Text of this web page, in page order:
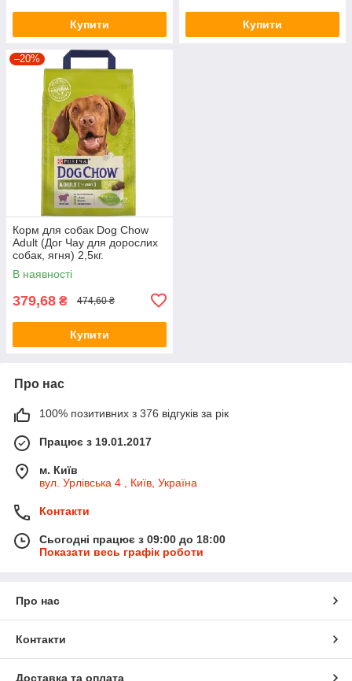
Купити Купити
–20%
Корм для собак Dog Chow
Adult (Дог Чау для дорослих
собак, ягня) 2,5кг.
В наявності
379,68 ₴ 474,60 ₴
Купити
Про нас
100% позитивних з 376 відгуків за рік
Працює з 19.01.2017
м. Київ
вул. Урлівська 4 , Київ, Україна
Контакти
Сьогодні працює з 09:00 до 18:00
Показати весь графік роботи
Про нас
Контакти
Доставка та оплата